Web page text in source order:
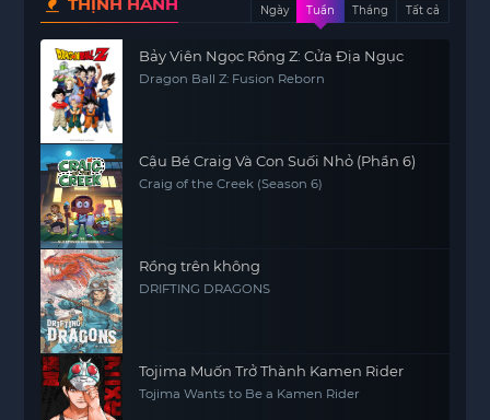
Ngày Tuần Tháng Tất cả
Bảy Viên Ngọc Rồng Z: Cửa Địa Ngục
Dragon Ball Z: Fusion Reborn
Cậu Bé Craig Và Con Suối Nhỏ (Phần 6)
Craig of the Creek (Season 6)
Rồng trên không
DRIFTING DRAGONS
Tojima Muốn Trở Thành Kamen Rider
Tojima Wants to Be a Kamen Rider